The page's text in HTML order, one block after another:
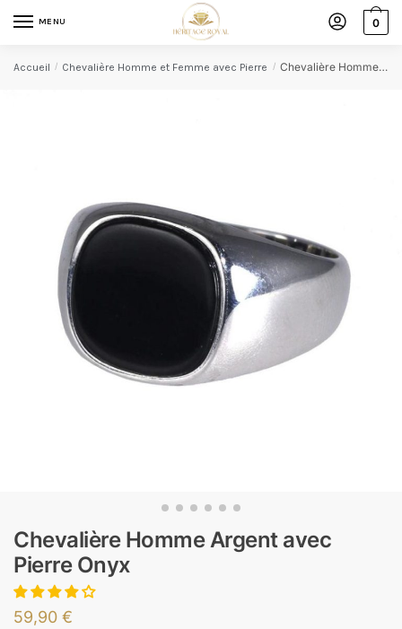
MENU 0
Accueil / Chevalière Homme et Femme avec Pierre / Chevalière Homme Argent avec Pierre Onyx
Chevalière Homme Argent avec
Pierre Onyx
59,90 €